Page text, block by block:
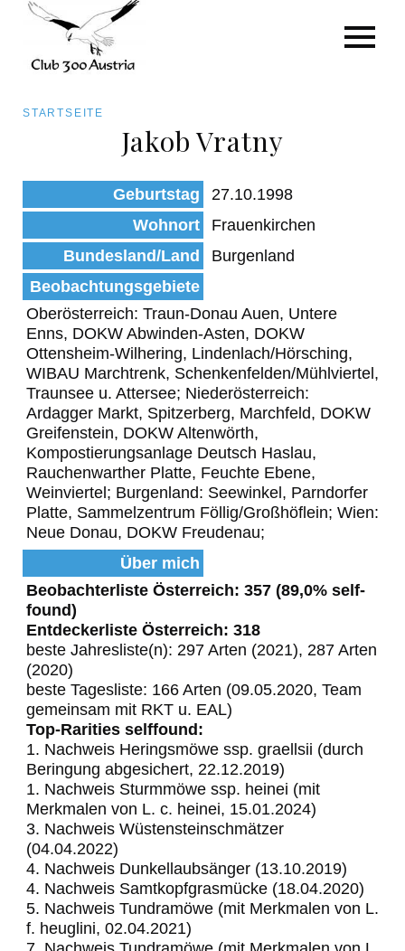
zum
Inhalt
Pfadnavigation
STARTSEITE
Jakob Vratny
Geburtstag
27.10.1998
Wohnort
Frauenkirchen
Bundesland/Land
Burgenland
Beobachtungsgebiete
Oberösterreich: Traun-Donau Auen, Untere
Enns, DOKW Abwinden-Asten, DOKW
Ottensheim-Wilhering, Lindenlach/Hörsching,
WIBAU Marchtrenk, Schenkenfelden/Mühlviertel,
Traunsee u. Attersee; Niederösterreich:
Ardagger Markt, Spitzerberg, Marchfeld, DOKW
Greifenstein, DOKW Altenwörth,
Kompostierungsanlage Deutsch Haslau,
Rauchenwarther Platte, Feuchte Ebene,
Weinviertel; Burgenland: Seewinkel, Parndorfer
Platte, Sammelzentrum Föllig/Großhöflein; Wien:
Neue Donau, DOKW Freudenau;
Über mich
Beobachterliste Österreich: 357 (89,0% self-
found)
Entdeckerliste Österreich: 318
beste Jahresliste(n): 297 Arten (2021), 287 Arten
(2020)
beste Tagesliste: 166 Arten (09.05.2020, Team
gemeinsam mit RKT u. EAL)
Top-Rarities selffound:
1. Nachweis Heringsmöwe ssp. graellsii (durch
Beringung abgesichert, 22.12.2019)
1. Nachweis Sturmmöwe ssp. heinei (mit
Merkmalen von L. c. heinei, 15.01.2024)
3. Nachweis Wüstensteinschmätzer
(04.04.2022)
4. Nachweis Dunkellaubsänger (13.10.2019)
4. Nachweis Samtkopfgrasmücke (18.04.2020)
5. Nachweis Tundramöwe (mit Merkmalen von L.
f. heuglini, 02.04.2021)
Art/Species
Status
Kategorie für die Österreich-Liste
Beobachtungen